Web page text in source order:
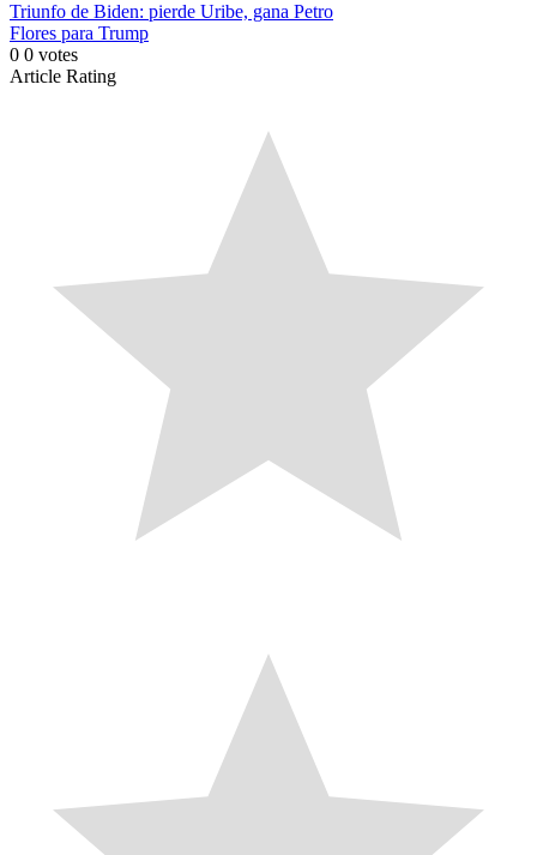
Triunfo de Biden: pierde Uribe, gana Petro
Flores para Trump
0 0 votes
Article Rating